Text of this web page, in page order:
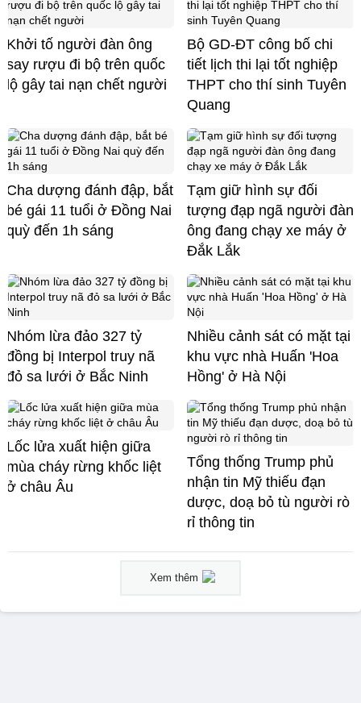
Khởi tố người đàn ông
say rượu đi bộ trên quốc
lộ gây tai nạn chết người
Bộ GD-ĐT công bố chi
tiết lịch thi lại tốt nghiệp
THPT cho thí sinh Tuyên
Quang
Cha dượng đánh đập, bắt
bé gái 11 tuổi ở Đồng Nai
quỳ đến 1h sáng
Tạm giữ hình sự đối
tượng đạp ngã người đàn
ông đang chạy xe máy ở
Đắk Lắk
Nhóm lừa đảo 327 tỷ
đồng bị Interpol truy nã
đỏ sa lưới ở Bắc Ninh
Nhiều cảnh sát có mặt tại
khu vực nhà Huấn 'Hoa
Hồng' ở Hà Nội
Lốc lửa xuất hiện giữa
mùa cháy rừng khốc liệt
ở châu Âu
Tổng thống Trump phủ
nhận tin Mỹ thiếu đạn
dược, doạ bỏ tù người rò
rỉ thông tin
Xem thêm